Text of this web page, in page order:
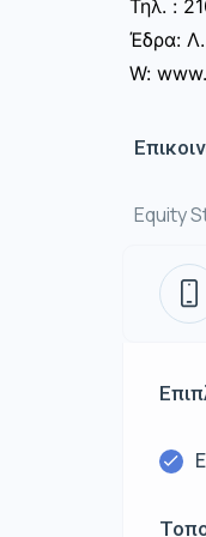
Τηλ. :
Έδρα: Λ.
W:
Equity